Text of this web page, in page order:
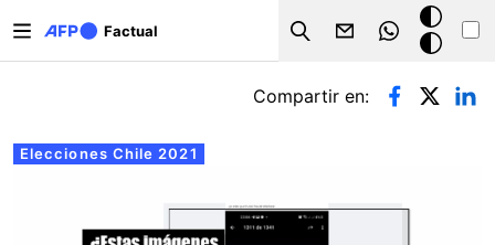
Factual
Search
Modo
oscuro
Solapas principales
Elecciones Chile 2021
Compartir en: